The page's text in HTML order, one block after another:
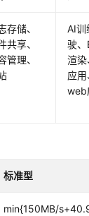
存储、
共享、
管理、
AI训
驶、
渲
应
web
标准型
min{150MB/